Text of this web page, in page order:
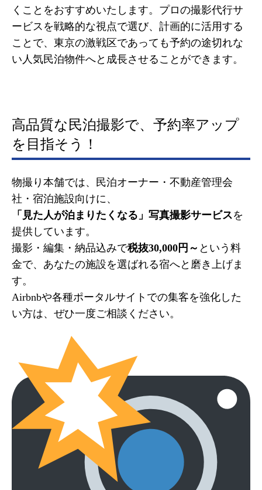
くことをおすすめいたします。プロの撮影代行サ
ービスを戦略的な視点で選び、計画的に活用する
ことで、東京の激戦区であっても予約の途切れな
い人気民泊物件へと成長させることができます。
高品質な民泊撮影で、予約率アップ
を目指そう！
物撮り本舗では、民泊オーナー・不動産管理会
社・宿泊施設向けに、
「見た人が泊まりたくなる」写真撮影サービスを
提供しています。
撮影・編集・納品込みで税抜30,000円～ という料
金で、あなたの施設を選ばれる宿へと磨き上げま
す。
Airbnbや各種ポータルサイトでの集客を強化した
い方は、ぜひ一度ご相談ください。